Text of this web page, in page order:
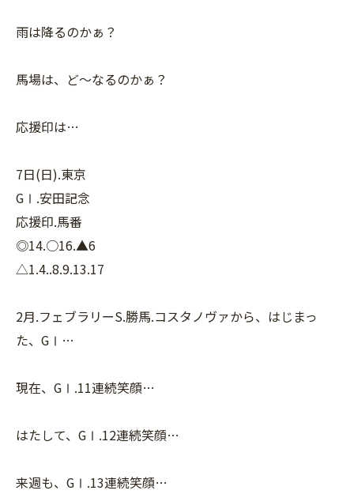
雨は降るのかぁ？
馬場は、ど〜なるのかぁ？
応援印は…
7日(日).東京
GⅠ.安田記念
応援印.馬番
◎14.○16.▲6
△1.4..8.9.13.17
2月.フェブラリーS.勝馬.コスタノヴァから、はじまっ
た、GⅠ…
現在、GⅠ.11連続笑顔…
はたして、GⅠ.12連続笑顔…
来週も、GⅠ.13連続笑顔…